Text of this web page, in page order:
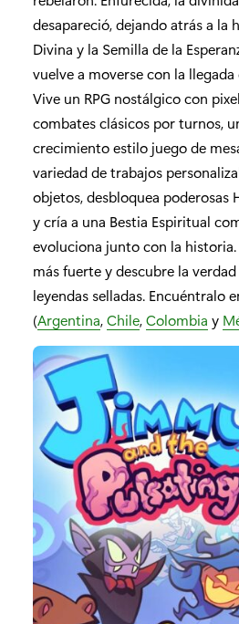
desapareció, dejando atrás a la
Divina y la Semilla de la
vuelve a moverse con la
Vive un RPG nostálgico con
combates clásicos por turnos,
crecimiento estilo juego de
variedad de trabajos
objetos, desbloquea poderosas
y cría a una Bestia Espiritual
evoluciona junto con la
más fuerte y descubre la
leyendas selladas. Encuéntralo
(Argentina,Chile,Colombia y